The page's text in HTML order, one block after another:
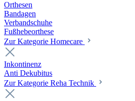
Orthesen
Bandagen
Verbandschuhe
Fußhebeorthese
Zur Kategorie Homecare
Inkontinenz
Anti Dekubitus
Zur Kategorie Reha Technik